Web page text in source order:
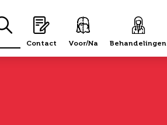
Contact Voor/Na Behandelingen